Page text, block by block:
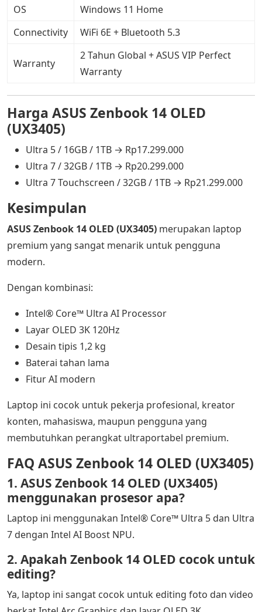
OS
Windows 11 Home
Connectivity
WiFi 6E + Bluetooth 5.3
Warranty
2 Tahun Global + ASUS VIP Perfect
Warranty
Harga ASUS Zenbook 14 OLED
(UX3405)
Ultra 5 / 16GB / 1TB → Rp17.299.000
Ultra 7 / 32GB / 1TB → Rp20.299.000
Ultra 7 Touchscreen / 32GB / 1TB → Rp21.299.000
Kesimpulan
ASUS Zenbook 14 OLED (UX3405) merupakan laptop
premium yang sangat menarik untuk pengguna
modern.
Dengan kombinasi:
Intel® Core™ Ultra AI Processor
Layar OLED 3K 120Hz
Desain tipis 1,2 kg
Baterai tahan lama
Fitur AI modern
Laptop ini cocok untuk pekerja profesional, kreator
konten, mahasiswa, maupun pengguna yang
membutuhkan perangkat ultraportabel premium.
FAQ ASUS Zenbook 14 OLED (UX3405)
1. ASUS Zenbook 14 OLED (UX3405)
menggunakan prosesor apa?
Laptop ini menggunakan Intel® Core™ Ultra 5 dan Ultra
7 dengan Intel AI Boost NPU.
2. Apakah Zenbook 14 OLED cocok untuk
editing?
Ya, laptop ini sangat cocok untuk editing foto dan video